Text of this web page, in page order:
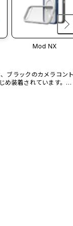
Mod NX
ブラックのカメラコン
め装着されています。他